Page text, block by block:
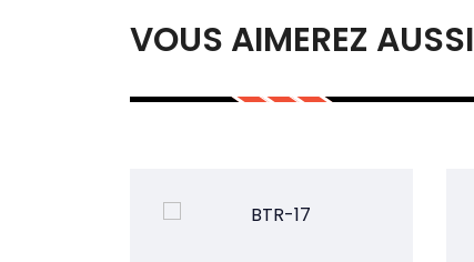
VOUS AIMEREZ AUSSI